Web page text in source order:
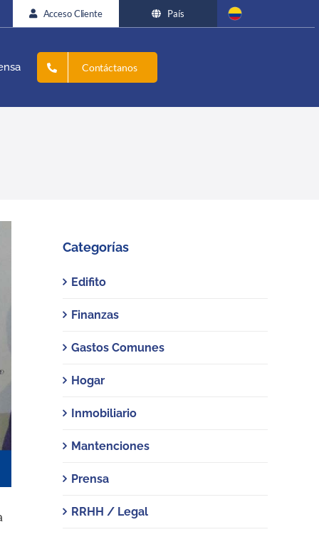
Acceso Cliente País
Contáctanos
Categorías
Edifito
Finanzas
Gastos Comunes
Hogar
Inmobiliario
Mantenciones
Prensa
RRHH / Legal